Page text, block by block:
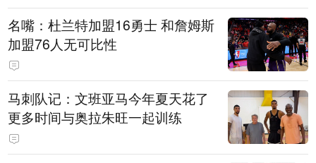
名嘴：杜兰特加盟16勇士 和詹姆斯
加盟76人无可比性
马刺队记：文班亚马今年夏天花了
更多时间与奥拉朱旺一起训练